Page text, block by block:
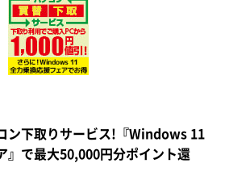
ン下取りサービス!『Windows 11
』で最大50,000円分ポイント還